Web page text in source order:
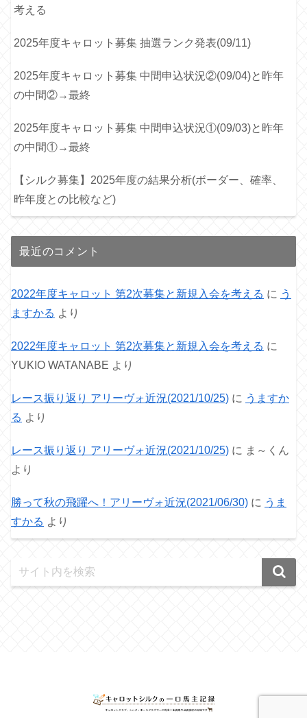
考える
2025年度キャロット募集 抽選ランク発表(09/11)
2025年度キャロット募集 中間申込状況②(09/04)と昨年
の中間②→最終
2025年度キャロット募集 中間申込状況①(09/03)と昨年
の中間①→最終
【シルク募集】2025年度の結果分析(ボーダー、確率、
昨年度との比較など)
最近のコメント
2022年度キャロット 第2次募集と新規入会を考える に う
ますかる より
2022年度キャロット 第2次募集と新規入会を考える に
YUKIO WATANABE より
レース振り返り アリーヴォ近況(2021/10/25) に うますか
る より
レース振り返り アリーヴォ近況(2021/10/25) に ま～くん
より
勝って秋の飛躍へ！アリーヴォ近況(2021/06/30) に うま
すかる より